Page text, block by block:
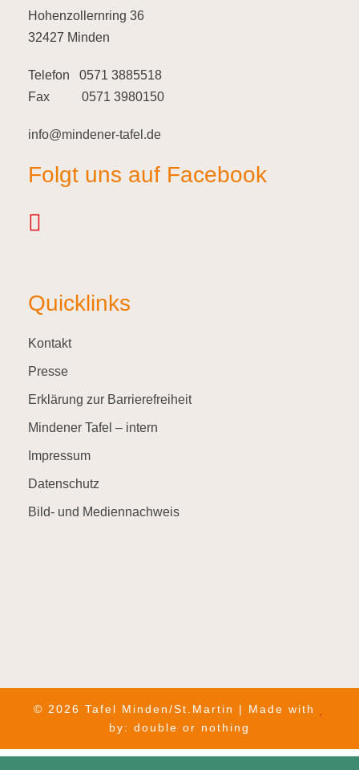
Hohenzollernring 36
32427 Minden
Telefon 0571 3885518
Fax 0571 3980150
info@mindener-tafel.de
Folgt uns auf Facebook
Quicklinks
Kontakt
Presse
Erklärung zur Barrierefreiheit
Mindener Tafel – intern
Impressum
Datenschutz
Bild- und Mediennachweis
© 2026 Tafel Minden/St.Martin | Made with
by: double or nothing